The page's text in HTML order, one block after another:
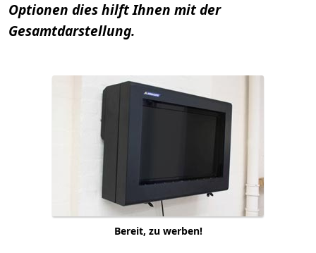
Optionen dies hilft Ihnen mit der
Gesamtdarstellung.
Bereit, zu werben!